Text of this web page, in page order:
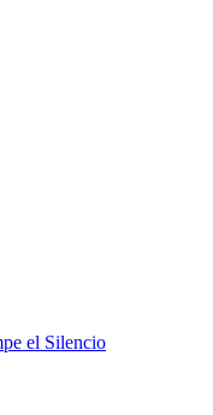
el Silencio